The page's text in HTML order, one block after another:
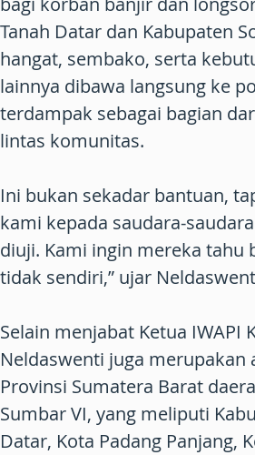
Tanah Datar dan Kabupaten
hangat, sembako, serta
lainnya dibawa langsung ke
terdampak sebagai bagian
lintas komunitas.
Ini bukan sekadar bantuan,
kami kepada saudara-
diuji. Kami ingin mereka tahu
tidak sendiri,” ujar
Selain menjabat Ketua IWAPI
Neldaswenti juga merupakan
Provinsi Sumatera Barat
Sumbar VI, yang meliputi
Datar, Kota Padang Panjang,